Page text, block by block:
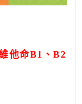
他命B1 、B2